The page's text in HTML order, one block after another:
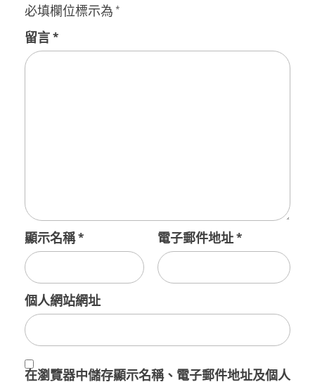
必填欄位標示為 *
留言*
顯示名稱* 電子郵件地址*
個人網站網址
在瀏覽器中儲存顯示名稱、電子郵件地址及個人